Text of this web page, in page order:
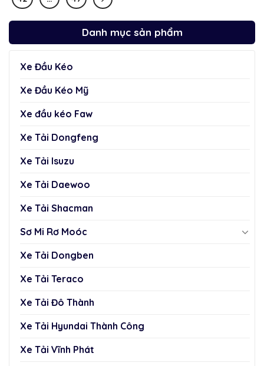
Danh mục sản phẩm
Xe Đầu Kéo
Xe Đầu Kéo Mỹ
Xe đầu kéo Faw
Xe Tải Dongfeng
Xe Tải Isuzu
Xe Tải Daewoo
Xe Tải Shacman
Sơ Mi Rơ Moóc
Xe Tải Dongben
Xe Tải Teraco
Xe Tải Đô Thành
Xe Tải Hyundai Thành Công
Xe Tải Vĩnh Phát